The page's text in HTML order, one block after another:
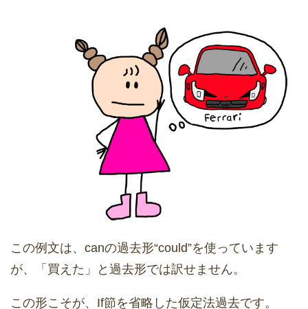
この例文は、canの過去形“could”を使っています
が、「買えた」と過去形では訳せません。
この形こそが、If節を省略した仮定法過去です。